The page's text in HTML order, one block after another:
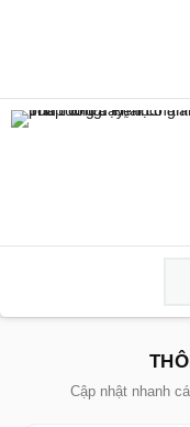
Cập nhật nhanh